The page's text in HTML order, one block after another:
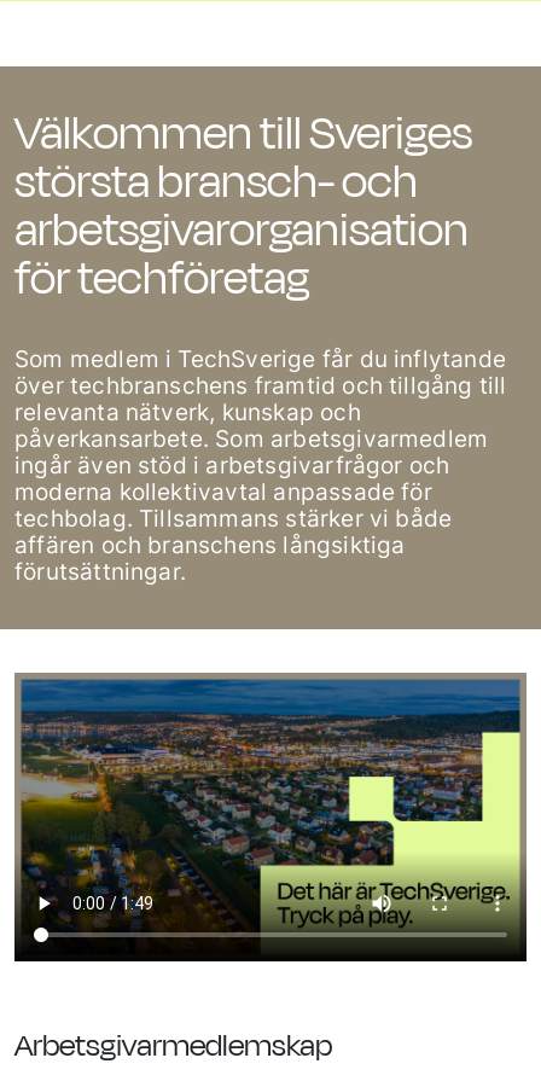
Välkommen till Sveriges
största bransch- och
arbetsgivarorganisation
för techföretag
Som medlem i TechSverige får du inflytande
över techbranschens framtid och tillgång till
relevanta nätverk, kunskap och
påverkansarbete. Som arbetsgivarmedlem
ingår även stöd i arbetsgivarfrågor och
moderna kollektivavtal anpassade för
techbolag. Tillsammans stärker vi både
affären och branschens långsiktiga
förutsättningar.
Arbetsgivarmedlemskap